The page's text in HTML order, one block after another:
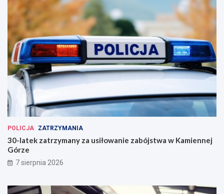
POLICJA ZATRZYMANIA
30-latek zatrzymany za usiłowanie zabójstwa w Kamiennej
Górze
7 sierpnia 2026